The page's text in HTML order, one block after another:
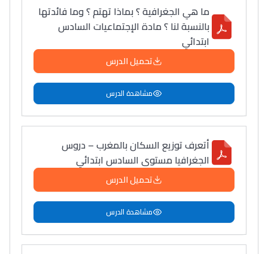
ما هي الجغرافية ؟ بماذا تهتم ؟ وما فائدتها
بالنسبة لنا ؟ مادة الإجتماعيات السادس
ابتدائي
تحميل الدرس
مشاهدة الدرس
أتعرف توزيع السكان بالمغرب – دروس
الجغرافيا مستوى السادس ابتدائي
تحميل الدرس
مشاهدة الدرس